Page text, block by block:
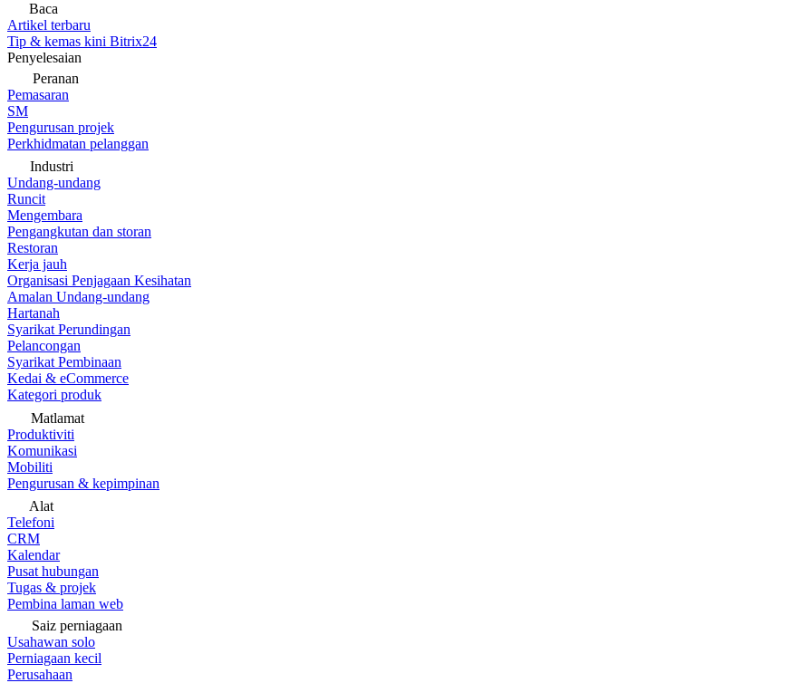
Baca
Artikel terbaru
Tip & kemas kini Bitrix24
Penyelesaian
Peranan
Pemasaran
SM
Pengurusan projek
Perkhidmatan pelanggan
Industri
Undang-undang
Runcit
Mengembara
Pengangkutan dan storan
Restoran
Kerja jauh
Organisasi Penjagaan Kesihatan
Amalan Undang-undang
Hartanah
Syarikat Perundingan
Pelancongan
Syarikat Pembinaan
Kedai & eCommerce
Kategori produk
Matlamat
Produktiviti
Komunikasi
Mobiliti
Pengurusan & kepimpinan
Alat
Telefoni
CRM
Kalendar
Pusat hubungan
Tugas & projek
Pembina laman web
Saiz perniagaan
Usahawan solo
Perniagaan kecil
Perusahaan